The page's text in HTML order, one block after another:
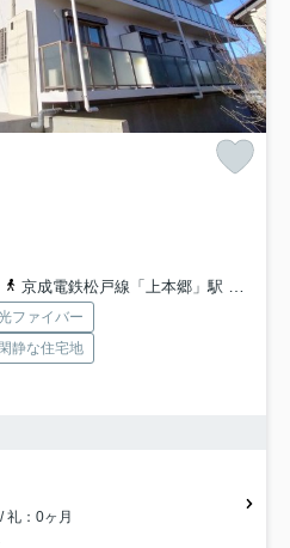
京成電鉄松戸線「上本郷」駅 徒歩18分
ファイバー
閑静な住宅地
礼：0ヶ月